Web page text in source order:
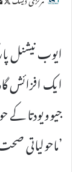
ایوب نیشنل
ایک افزائش
جیوویودتا
’ماحولیاتی